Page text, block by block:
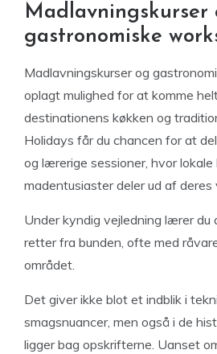
Madlavningskurser
gastronomiske
Madlavningskurser og
oplagt mulighed for at komme
destinationens køkken og
Holidays får du chancen for at
og lærerige sessioner, hvor lokale
madentusiaster deler ud af deres
Under kyndig vejledning lærer du
retter fra bunden, ofte med
området.
Det giver ikke blot et indblik i
smagsnuancer, men også i de
ligger bag opskrifterne. Uanset